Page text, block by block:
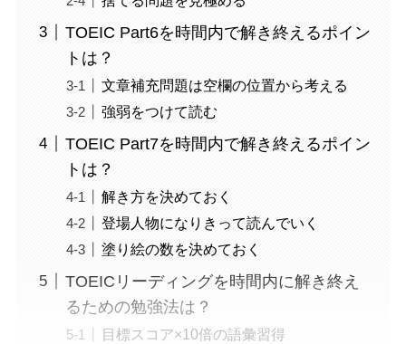
TOEIC Part6を時間内で解き終えるポイン
トは？
文章補充問題は空欄の位置から考える
強弱をつけて読む
TOEIC Part7を時間内で解き終えるポイン
トは？
解き方を決めておく
登場人物になりきって読んでいく
塗り絵の数を決めておく
TOEICリーディングを時間内に解き終え
るための勉強法は？
目標スコア×10倍の語彙習得